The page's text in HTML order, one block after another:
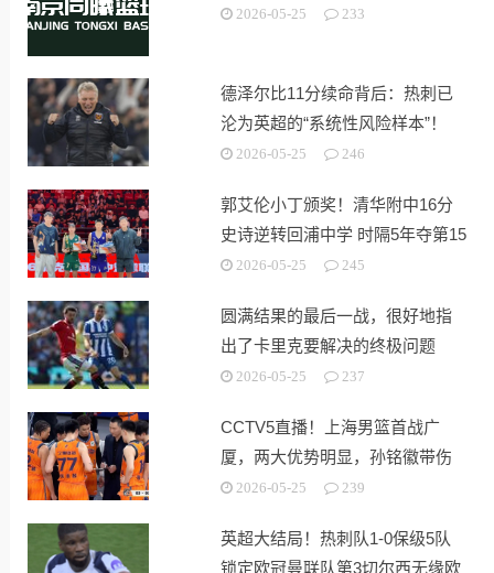
2026-05-25 233
德泽尔比11分续命背后：热刺已
沦为英超的“系统性风险样本”！
2026-05-25 246
郭艾伦小丁颁奖！清华附中16分
史诗逆转回浦中学 时隔5年夺第15
冠2026-05-25 245
圆满结果的最后一战，很好地指
出了卡里克要解决的终极问题
2026-05-25 237
CCTV5直播！上海男篮首战广
厦，两大优势明显，孙铭徽带伤
出战！
2026-05-25 239
英超大结局！热刺队1-0保级5队
锁定欧冠曼联队第3切尔西无缘欧